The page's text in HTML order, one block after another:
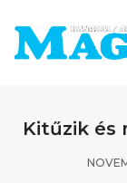
Kitűzik és